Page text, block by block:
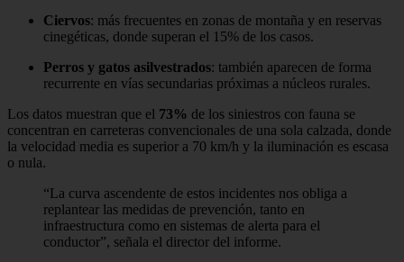
Ciervos: más frecuentes en zonas de montaña y en reservas
cinegéticas, donde superan el 15% de los casos.
Perros y gatos asilvestrados: también aparecen de forma
recurrente en vías secundarias próximas a núcleos rurales.
Los datos muestran que el 73% de los siniestros con fauna se
concentran en carreteras convencionales de una sola calzada, donde
la velocidad media es superior a 70 km/h y la iluminación es escasa
o nula.
“La curva ascendente de estos incidentes nos obliga a
replantear las medidas de prevención, tanto en
infraestructura como en sistemas de alerta para el
conductor”, señala el director del informe.